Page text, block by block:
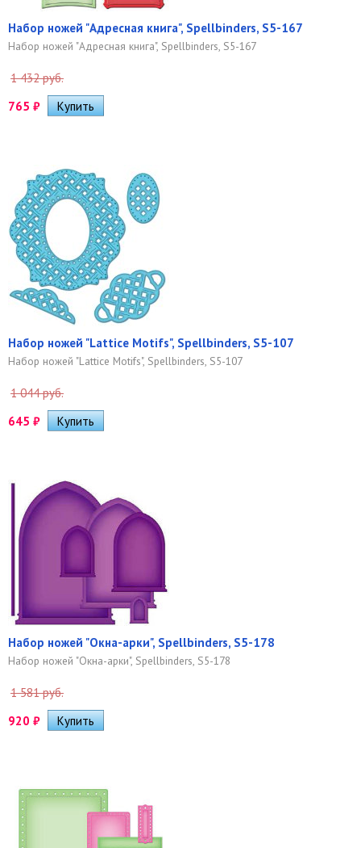
Набор ножей "Адресная книга", Spellbinders, S5-167
Набор ножей "Адресная книга", Spellbinders, S5-167
1 432 руб.
765 ₽
Набор ножей "Lattice Motifs", Spellbinders, S5-107
Набор ножей "Lattice Motifs", Spellbinders, S5-107
1 044 руб.
645 ₽
Набор ножей "Окна-арки", Spellbinders, S5-178
Набор ножей "Окна-арки", Spellbinders, S5-178
1 581 руб.
920 ₽